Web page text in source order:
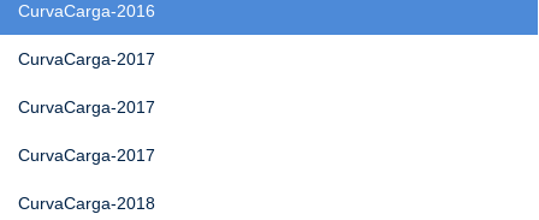
CurvaCarga-2016
CurvaCarga-2017
CurvaCarga-2017
CurvaCarga-2017
CurvaCarga-2018